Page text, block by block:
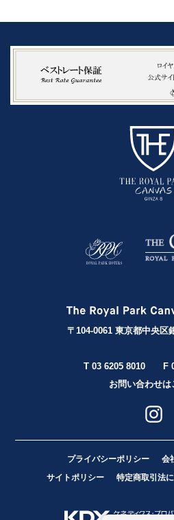
〒104-0061 東京都中央区
T 03 6205 8010
F
お問い合わせは
プライバシーポリシー 会
サイトポリシー
特定商取引法